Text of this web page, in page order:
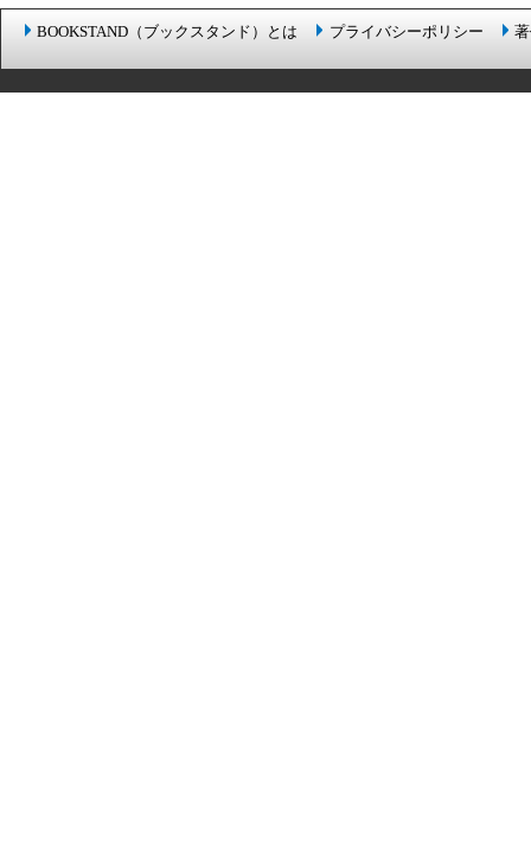
BOOKSTAND（ブックスタンド）とは プライバシーポリシー